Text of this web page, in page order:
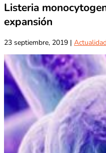
Listeria
expansión
23 septiembre, 2019 | Actualidad